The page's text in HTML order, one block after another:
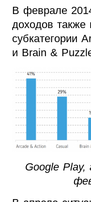
В феврале
доходов также
субкатегории
и Brain &
Google Play,